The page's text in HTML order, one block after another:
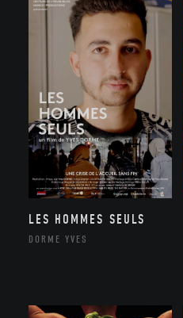
LES HOMMES SEULS
DORME YVES